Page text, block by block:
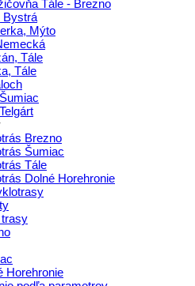
Tále - Brezno
Bystrá
Mýto
Tále
Tále
Brezno
Šumiac
Tále
Dolné Horehronie
Horehronie